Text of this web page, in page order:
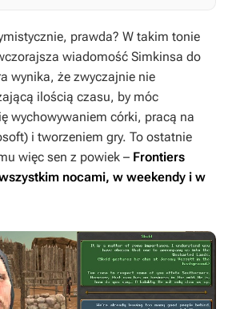
prawda? W takim tonie
wiadomość Simkinsa do
wynika, że zwyczajnie nie
ilością czasu, by móc
wychowywaniem córki, pracą na
i tworzeniem gry. To ostatnie
więc sen z powiek – Frontiers
nocami, w weekendy i w